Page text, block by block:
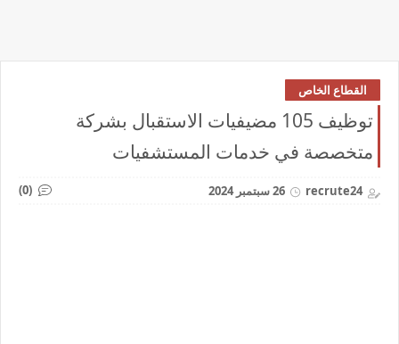
القطاع الخاص
توظيف 105 مضيفيات الاستقبال بشركة
متخصصة في خدمات المستشفيات
recrute24 26 سبتمبر 2024 (0)